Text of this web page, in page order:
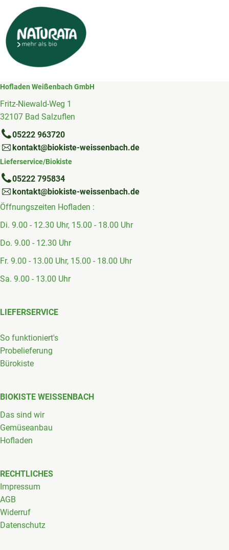
Hofladen Weißenbach GmbH
Fritz-Niewald-Weg 1
32107 Bad Salzuflen
05222 963720
kontakt@biokiste-weissenbach.de
Lieferservice/Biokiste
05222 795834
kontakt@biokiste-weissenbach.de
Öffnungszeiten Hofladen :
Di. 9.00 - 12.30 Uhr, 15.00 - 18.00 Uhr
Do. 9.00 - 12.30 Uhr
Fr. 9.00 - 13.00 Uhr, 15.00 - 18.00 Uhr
Sa. 9.00 - 13.00 Uhr
LIEFERSERVICE
So funktioniert's
Probelieferung
Bürokiste
BIOKISTE WEISSENBACH
Das sind wir
Gemüseanbau
Hofladen
RECHTLICHES
Impressum
AGB
Widerruf
Datenschutz